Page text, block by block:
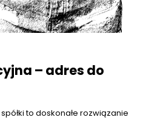
– adres do
to doskonałe rozwiązanie